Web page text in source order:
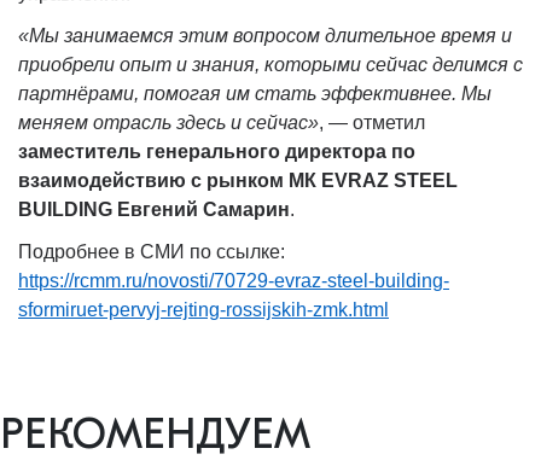
«Мы занимаемся этим вопросом длительное время и
приобрели опыт и знания, которыми сейчас делимся с
партнёрами, помогая им стать эффективнее. Мы
меняем отрасль здесь и сейчас», — отметил
заместитель генерального директора по
взаимодействию с рынком МК EVRAZ STEEL
BUILDING Евгений Самарин.
Подробнее в СМИ по ссылке:
https://rcmm.ru/novosti/70729-evraz-steel-building-
sformiruet-pervyj-rejting-rossijskih-zmk.html
РЕКОМЕНДУЕМ